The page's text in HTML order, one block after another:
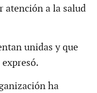
atención a la salud
unidas y que
expresó.
ha